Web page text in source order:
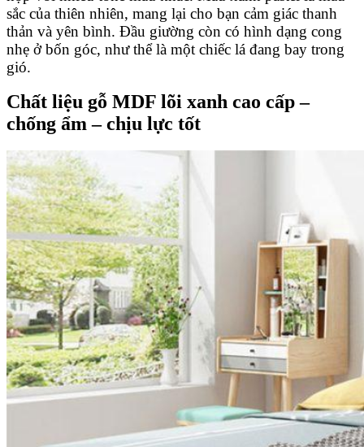
sắc của thiên nhiên, mang lại cho bạn cảm giác thanh
thản và yên bình. Đầu giường còn có hình dạng cong
nhẹ ở bốn góc, như thể là một chiếc lá đang bay trong
gió.
Chất liệu gỗ MDF lõi xanh cao cấp –
chống ẩm – chịu lực tốt